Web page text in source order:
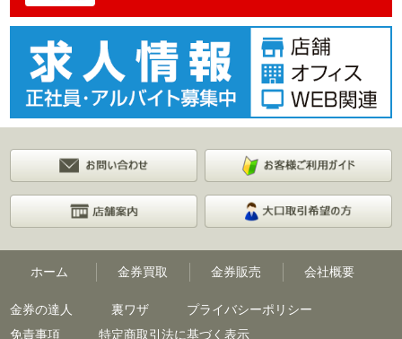
ホーム 金券買取 金券販売 会社概要
金券の達人 裏ワザ
プライバシーポリシー
免責事項
特定商取引法に基づく表示